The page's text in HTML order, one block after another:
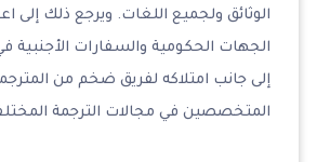
الوثائق ولجميع اللغات. ويرجع ذلك إلى
الجهات الحكومية والسفارات الأجنبية
إلى جانب امتلاكه لفريق ضخم من
المتخصصين في مجالات الترجمة